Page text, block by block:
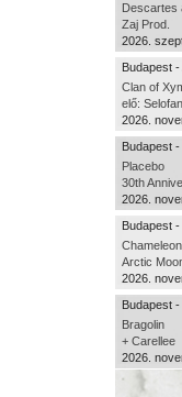
Descartes
Zaj Prod.
2026.
Budapest
Clan of
elő: Selofan
2026.
Budapest
Placebo
30th
2026.
Budapest
Arctic
2026.
Budapest
Bragolin
+ Carellee
2026.